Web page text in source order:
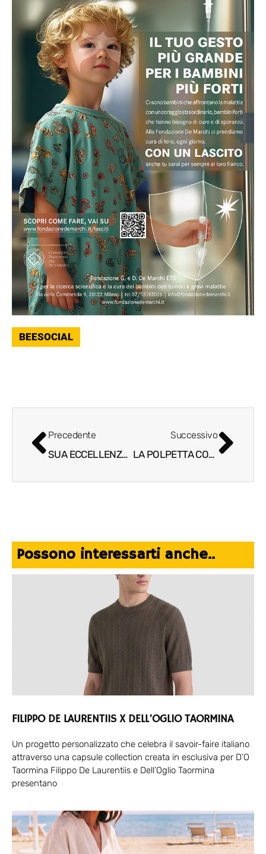
BEESOCIAL
Precedente
SUA ECCELLENZA IL PANETTONE
Successivo
LA POLPETTA COME MEMORIA: DIEGO E MATTEO RACCONTANO UNA TRADIZIONE DI FAMIGLIA
Possono interessarti anche..
FILIPPO DE LAURENTIIS X DELL’OGLIO TAORMINA
Un progetto personalizzato che celebra il savoir-faire italiano
attraverso una capsule collection creata in esclusiva per D’O
Taormina Filippo De Laurentiis e Dell’Oglio Taormina
presentano